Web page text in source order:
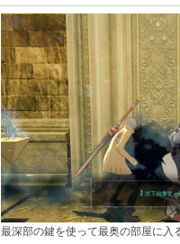
最深部の鍵を使って最奥の部屋に入